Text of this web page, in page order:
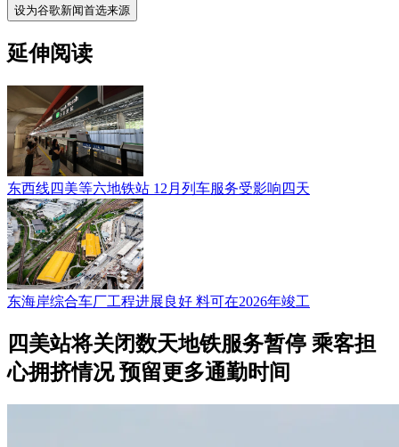
设为谷歌新闻首选来源
延伸阅读
东西线四美等六地铁站 12月列车服务受影响四天
东海岸综合车厂工程进展良好 料可在2026年竣工
四美站将关闭数天地铁服务暂停 乘客担
心拥挤情况 预留更多通勤时间